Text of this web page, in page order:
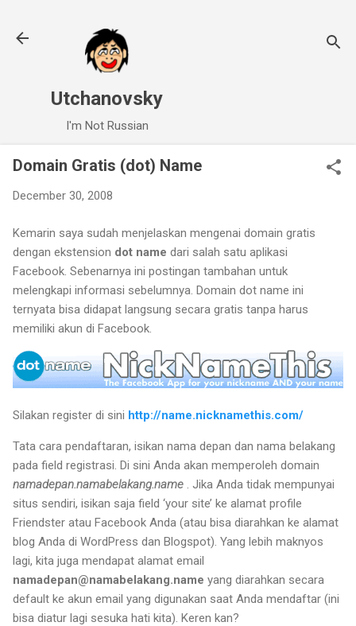
Utchanovsky
I'm Not Russian
Domain Gratis (dot) Name
December 30, 2008
Kemarin saya sudah menjelaskan mengenai domain gratis
dengan ekstension dot name dari salah satu aplikasi
Facebook. Sebenarnya ini postingan tambahan untuk
melengkapi informasi sebelumnya. Domain dot name ini
ternyata bisa didapat langsung secara gratis tanpa harus
memiliki akun di Facebook.
Silakan register di sini http://name.nicknamethis.com/
Tata cara pendaftaran, isikan nama depan dan nama belakang
pada field registrasi. Di sini Anda akan memperoleh domain
namadepan.namabelakang.name . Jika Anda tidak mempunyai
situs sendiri, isikan saja field ‘your site’ ke alamat profile
Friendster atau Facebook Anda (atau bisa diarahkan ke alamat
blog Anda di WordPress dan Blogspot). Yang lebih maknyos
lagi, kita juga mendapat alamat email
namadepan@namabelakang.name yang diarahkan secara
default ke akun email yang digunakan saat Anda mendaftar (ini
bisa diatur lagi sesuka hati kita). Keren kan?